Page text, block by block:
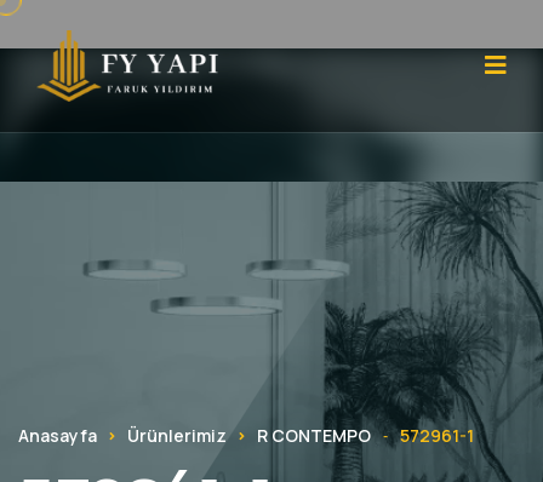
Anasayfa Ürünlerimiz R CONTEMPO - 572961-1